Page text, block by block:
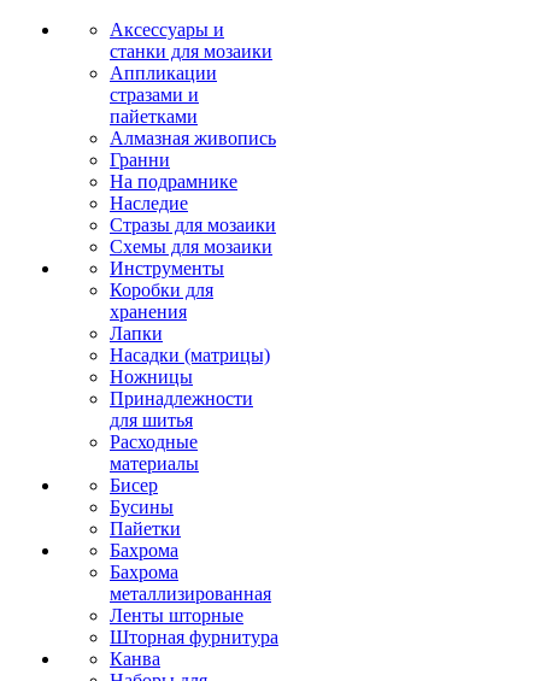
Аксессуары и
станки для мозаики
Аппликации
стразами и
пайетками
Алмазная живопись
Гранни
На подрамнике
Наследие
Стразы для мозаики
Схемы для мозаики
Инструменты
Коробки для
хранения
Лапки
Насадки (матрицы)
Ножницы
Принадлежности
для шитья
Расходные
материалы
Бисер
Бусины
Пайетки
Бахрома
Бахрома
металлизированная
Ленты шторные
Шторная фурнитура
Канва